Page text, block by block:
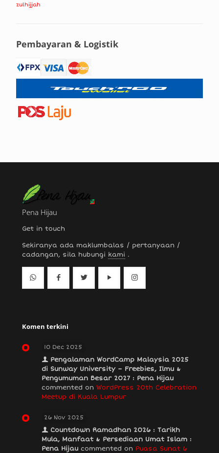
zulhijjah
Pembayaran & Logistik
Pena Hijau
Get in touch
Sekiranya ada maklumbalas / pertanyaan /
cadangan, sila hubungi kami .
Komen terkini
10 Dec 2025
Pengalaman WordCamp Malaysia 2025
di Sunway University – Freebies, Ilmu &
Pengumuman Besar 2027 : Pena Hijau
commented on WordPress 20th Celebration
Meetup di Kuala Lumpur
26 Nov 2025
Countdown Ramadhan 2026 : Tarikh
Mula, Manfaat & Persediaan Umat Islam :
Pena Hijau commented on Puasa Sunat 6